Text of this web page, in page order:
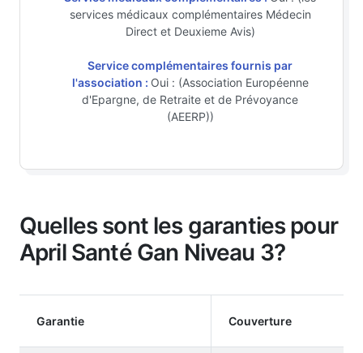
services médicaux complémentaires Médecin
Direct et Deuxieme Avis)
Service complémentaires fournis par
l'association : Oui : (Association Européenne
d'Epargne, de Retraite et de Prévoyance
(AEERP))
Quelles sont les garanties pour
April Santé Gan Niveau 3?
Garantie Couverture